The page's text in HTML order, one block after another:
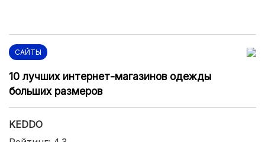
САЙТЫ
10 лучших интернет-магазинов одежды
больших размеров
KEDDO